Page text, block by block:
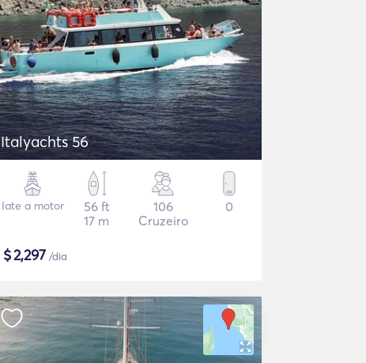
Italyachts 56
Iate a motor
56 ft
17 m
106
Cruzeiro
0
$2,297 /dia